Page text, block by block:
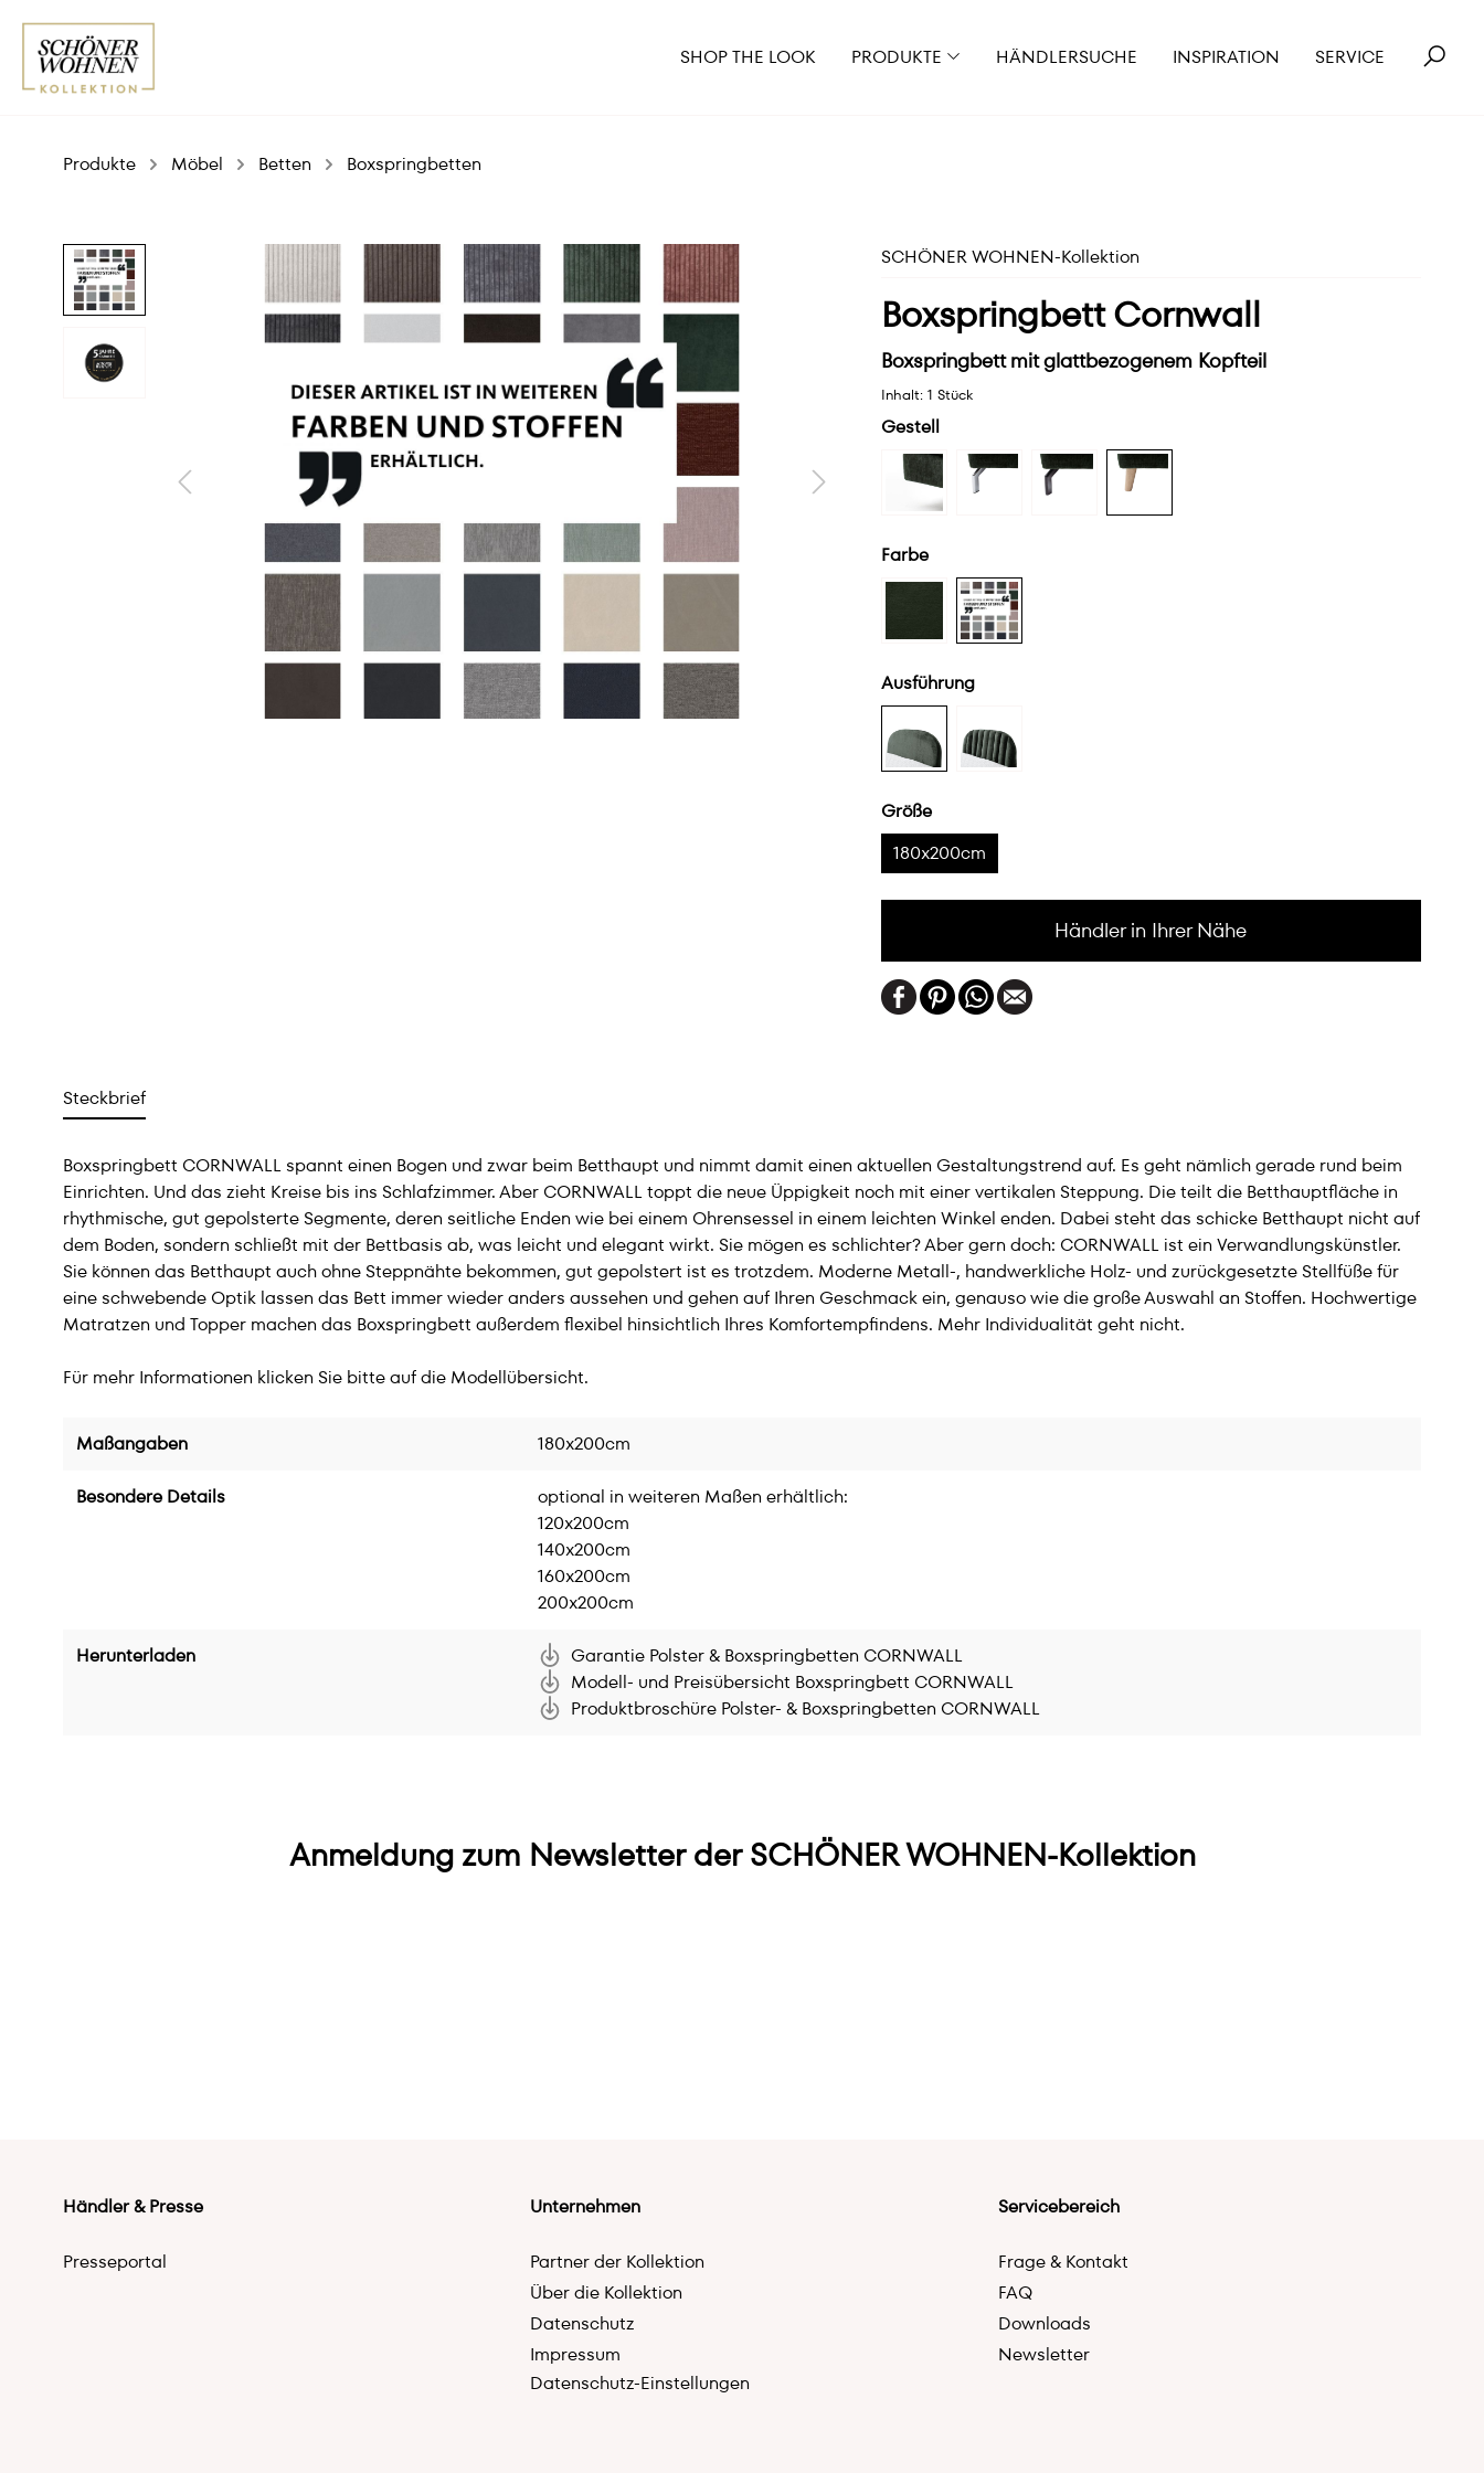
SHOP THE LOOK PRODUKTE HÄNDLERSUCHE INSPIRATION SERVICE
Produkte Möbel Betten Boxspringbetten
SCHÖNER WOHNEN-Kollektion
Boxspringbett Cornwall
Boxspringbett mit glattbezogenem Kopfteil
Inhalt: 1 Stück
Gestell
Farbe
Ausführung
Größe
180x200cm
Händler in Ihrer Nähe
Steckbrief
Boxspringbett CORNWALL spannt einen Bogen und zwar beim Betthaupt und nimmt damit einen aktuellen Gestaltungstrend auf. Es geht nämlich gerade rund beim
Einrichten. Und das zieht Kreise bis ins Schlafzimmer. Aber CORNWALL toppt die neue Üppigkeit noch mit einer vertikalen Steppung. Die teilt die Betthauptfläche in
rhythmische, gut gepolsterte Segmente, deren seitliche Enden wie bei einem Ohrensessel in einem leichten Winkel enden. Dabei steht das schicke Betthaupt nicht auf
dem Boden, sondern schließt mit der Bettbasis ab, was leicht und elegant wirkt. Sie mögen es schlichter? Aber gern doch: CORNWALL ist ein Verwandlungskünstler.
Sie können das Betthaupt auch ohne Steppnähte bekommen, gut gepolstert ist es trotzdem. Moderne Metall-, handwerkliche Holz- und zurückgesetzte Stellfüße für
eine schwebende Optik lassen das Bett immer wieder anders aussehen und gehen auf Ihren Geschmack ein, genauso wie die große Auswahl an Stoffen. Hochwertige
Matratzen und Topper machen das Boxspringbett außerdem flexibel hinsichtlich Ihres Komfortempfindens. Mehr Individualität geht nicht.
Für mehr Informationen klicken Sie bitte auf die Modellübersicht.
Maßangaben 180x200cm
Besondere Details
optional in weiteren Maßen erhältlich:
120x200cm
140x200cm
160x200cm
200x200cm
Herunterladen
Garantie Polster & Boxspringbetten CORNWALL
Modell- und Preisübersicht Boxspringbett CORNWALL
Produktbroschüre Polster- & Boxspringbetten CORNWALL
Anmeldung zum Newsletter der SCHÖNER WOHNEN-Kollektion
Händler & Presse
Presseportal
Unternehmen
Partner der Kollektion
Über die Kollektion
Datenschutz
Impressum
Datenschutz-Einstellungen
Servicebereich
Frage & Kontakt
FAQ
Downloads
Newsletter